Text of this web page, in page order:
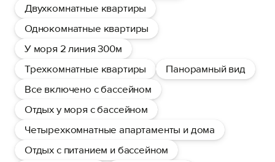
Двухкомнатные квартиры
Однокомнатные квартиры
У моря 2 линия 300м
Трехкомнатные квартиры
Панорамный вид
Все включено с бассейном
Отдых у моря с бассейном
Четырехкомнатные апартаменты и дома
Отдых с питанием и бассейном